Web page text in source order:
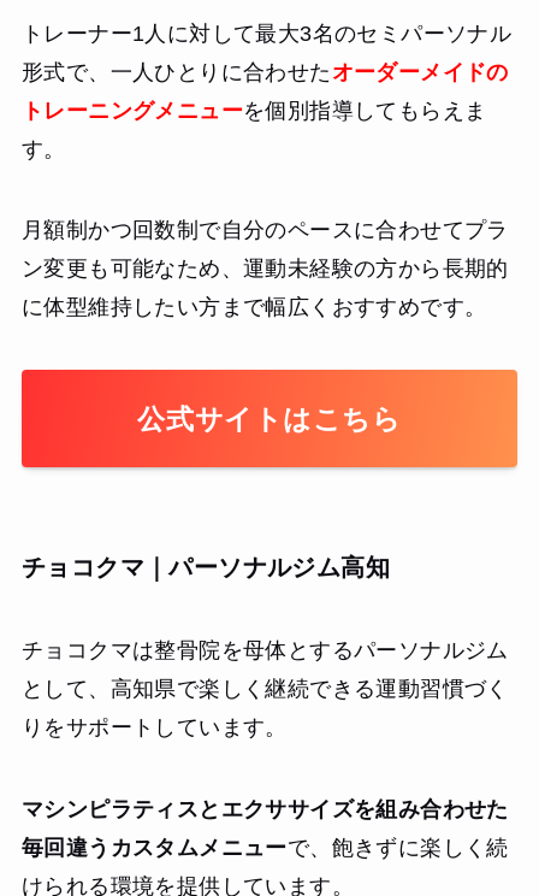
トレーナー1人に対して最大3名のセミパーソナル
形式で、一人ひとりに合わせた オーダーメイドの
トレーニングメニューを個別指導してもらえま
す。
月額制かつ回数制で自分のペースに合わせてプラ
ン変更も可能なため、運動未経験の方から長期的
に体型維持したい方まで幅広くおすすめです。
公式サイトはこちら
チョコクマ｜パーソナルジム高知
チョコクマは整骨院を母体とするパーソナルジム
として、高知県で楽しく継続できる運動習慣づく
りをサポートしています。
マシンピラティスとエクササイズを組み合わせた
毎回違うカスタムメニューで、飽きずに楽しく続
けられる環境を提供しています。